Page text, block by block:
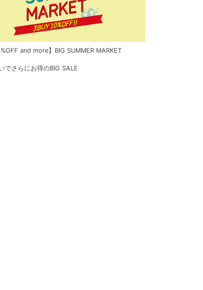
and more】BIG SUMMER MARKET
でさらにお得のBIG SALE